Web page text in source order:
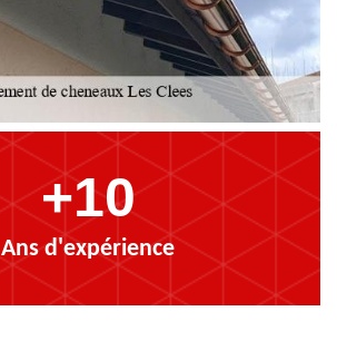
+10
Ans d'expérience